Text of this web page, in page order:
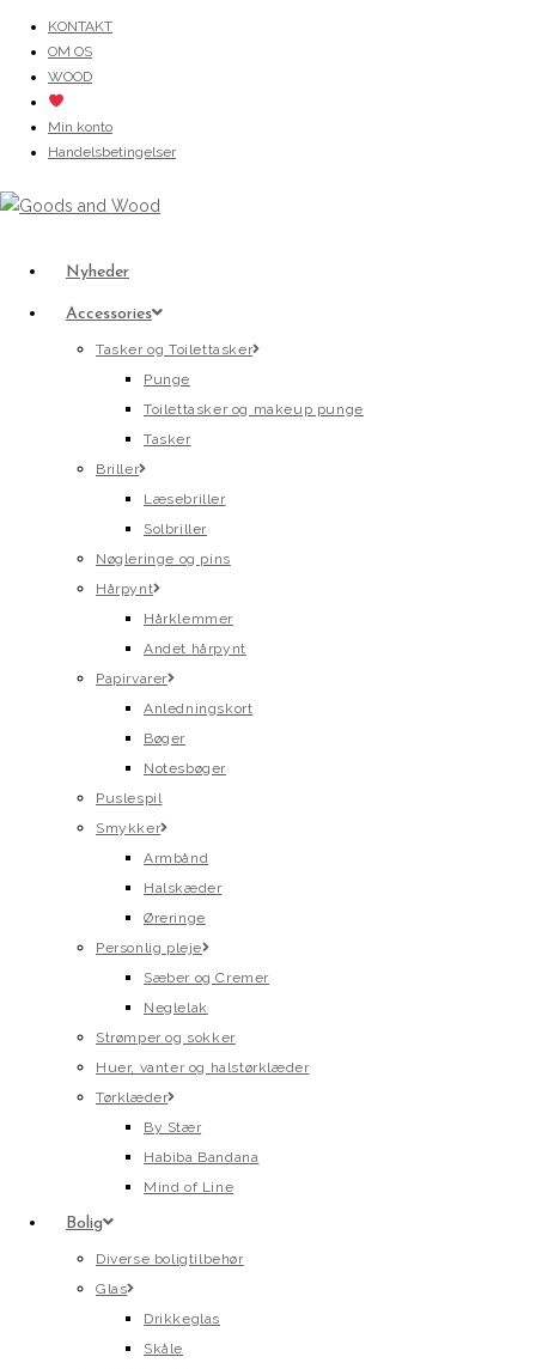
content
KONTAKT
OM OS
WOOD
Min konto
Handelsbetingelser
Nyheder
Accessories
Tasker og Toilettasker
Punge
Toilettasker og makeup punge
Tasker
Briller
Læsebriller
Solbriller
Nøgleringe og pins
Hårpynt
Hårklemmer
Andet hårpynt
Papirvarer
Anledningskort
Bøger
Notesbøger
Puslespil
Smykker
Armbånd
Halskæder
Øreringe
Personlig pleje
Sæber og Cremer
Neglelak
Strømper og sokker
Huer, vanter og halstørklæder
Tørklæder
By Stær
Habiba Bandana
Mind of Line
Bolig
Diverse boligtilbehør
Glas
Drikkeglas
Skåle